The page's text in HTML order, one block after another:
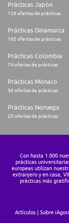
Prácticas Japón
126 ofertas de prácticas
Prácticas Dinamarca
105 ofertas de prácticas
Prácticas Colombia
74 ofertas de prácticas
Prácticas Mónaco
36 ofertas de prácticas
Prácticas Noruega
20 ofertas de prácticas
Con hasta 1.000
prácticas
europeas utilizan
extranjero y en casa,
prácticas más
Artículos Sobre